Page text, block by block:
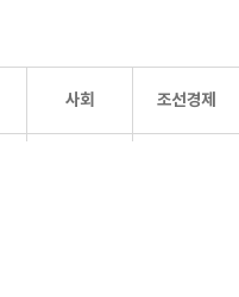
사회 조선경제